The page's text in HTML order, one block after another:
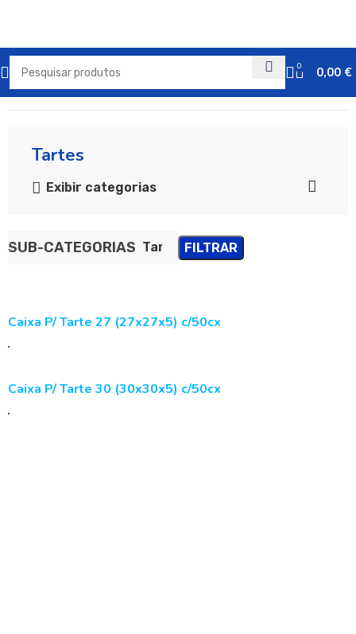
0 0,00 €
Início Embalagens de Cartolina
Tartes
Exibir categorias
SUB-CATEGORIAS TartesFILTRAR
Caixa P/ Tarte 27 (27x27x5) c/50cx
Caixa P/ Tarte 30 (30x30x5) c/50cx